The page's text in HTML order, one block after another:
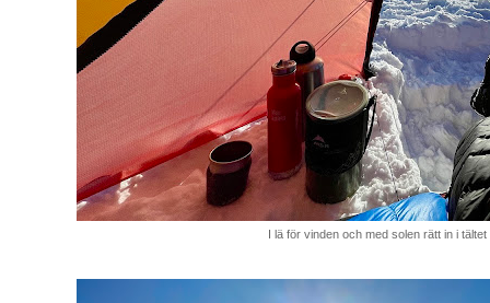
I lä för vinden och med solen rätt in i